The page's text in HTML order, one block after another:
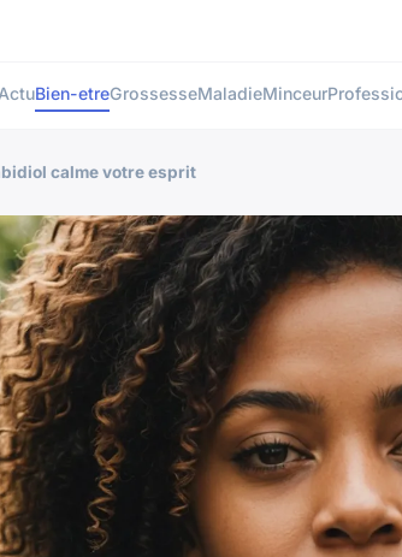
ActuBien-etreGrossesseMaladieMinceur
calme votre esprit